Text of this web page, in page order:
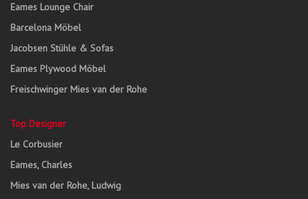
Eames Lounge Chair
Barcelona Möbel
Jacobsen Stühle & Sofas
Eames Plywood Möbel
Freischwinger Mies van der Rohe
Top Designer
Le Corbusier
Eames, Charles
Mies van der Rohe, Ludwig